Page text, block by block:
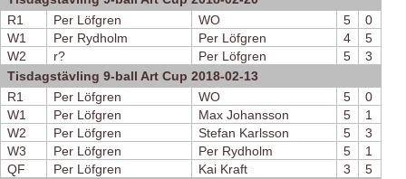
R1
Per Löfgren WO 5
0
W1
Per Rydholm Per Löfgren 4
5
W2
r? Per Löfgren 5
3
Tisdagstävling 9-ball Art Cup 2018-02-13
R1
Per Löfgren WO 5
0
W1
Per Löfgren Max Johansson 5
1
W2
Per Löfgren Stefan Karlsson 5
3
W3
Per Löfgren Per Rydholm 5
1
QF
Per Löfgren Kai Kraft 3
5